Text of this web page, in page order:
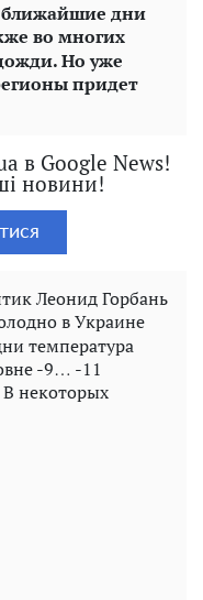
дни
во многих
Но уже
придет
в Google News!
новини!
Леонид Горбань
в Украине
температура
-9… -11
некоторых